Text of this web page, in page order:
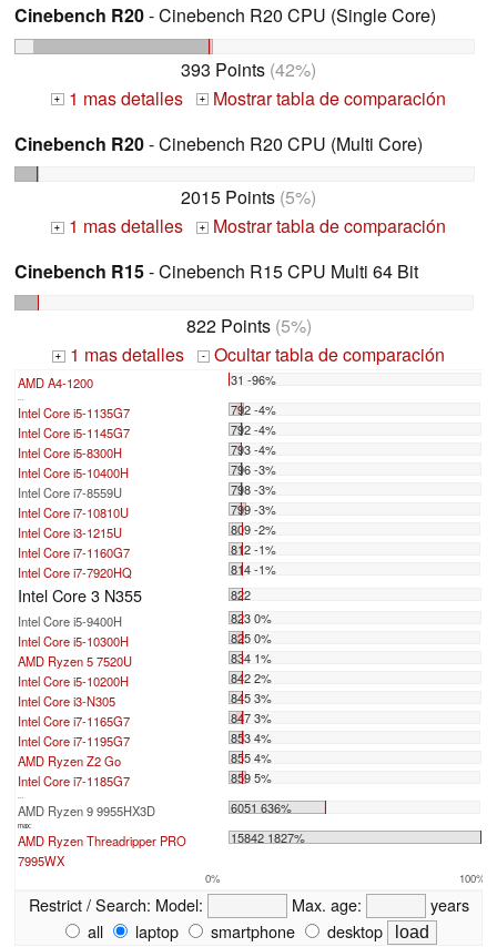
Cinebench R20- Cinebench R20 CPU (Single Core)
393 Points (42%)
+ 1 mas detalles +
Mostrar tabla de comparación
Cinebench R20- Cinebench R20 CPU (Multi Core)
2015 Points (5%)
+ 1 mas detalles +
Mostrar tabla de comparación
Cinebench R15- Cinebench R15 CPU Multi 64 Bit
822 Points(5%)
+ 1 mas detalles - Ocultar tabla de comparación
AMD A4-1200 31 -96%
...
Intel Core i5-1135G7
792 -4%
Intel Core i5-1145G7
792 -4%
Intel Core i5-8300H
793 -4%
Intel Core i5-10400H
796 -3%
Intel Core i7-8559U
798 -3%
Intel Core i7-10810U
799 -3%
Intel Core i3-1215U
809 -2%
Intel Core i7-1160G7
812 -1%
Intel Core i7-7920HQ
814 -1%
Intel Core 3 N355
822
Intel Core i5-9400H
823 0%
Intel Core i5-10300H
825 0%
AMD Ryzen 5 7520U
834 1%
Intel Core i5-10200H
842 2%
Intel Core i3-N305
845 3%
Intel Core i7-1165G7
847 3%
Intel Core i7-1195G7
853 4%
AMD Ryzen Z2 Go
855 4%
Intel Core i7-1185G7
859 5%
...
AMD Ryzen 9 9955HX3D 6051 636%
max:
AMD Ryzen Threadripper PRO
7995WX
15842 1827%
0% 100%
Restrict / Search: Model: Max. age:
years
all
laptop smartphone desktop